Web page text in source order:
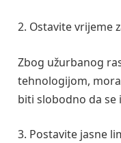
2. Ostavite vrijeme
Zbog užurbanog
tehnologijom,
biti slobodno da se
3. Postavite jasne